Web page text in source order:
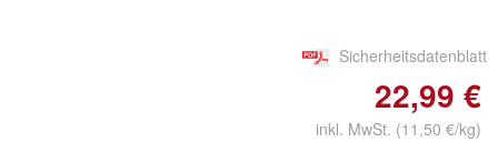
Sicherheitsdatenblatt
22,99 €
inkl. MwSt. (11,50 €/kg)